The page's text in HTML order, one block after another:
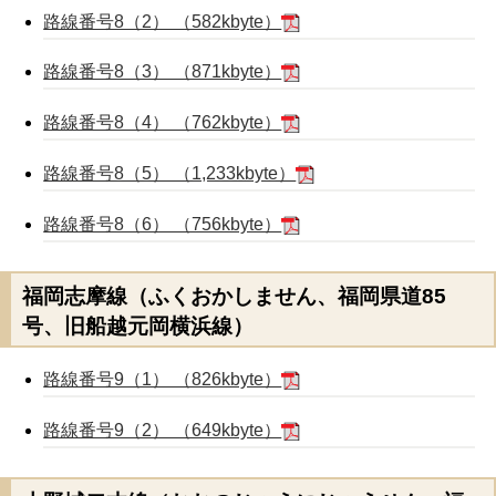
路線番号8（2） （582kbyte）
路線番号8（3） （871kbyte）
路線番号8（4） （762kbyte）
路線番号8（5） （1,233kbyte）
路線番号8（6） （756kbyte）
福岡志摩線（ふくおかしません、福岡県道85
号、旧船越元岡横浜線）
路線番号9（1） （826kbyte）
路線番号9（2） （649kbyte）